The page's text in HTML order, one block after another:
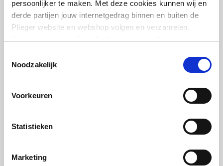
persoonlijker te maken. Met deze cookies kunnen wij en
derde partijen jouw internetgedrag binnen en buiten de
Plieger website en webshop volgen en verzamelen.
We slaan je cookievoorkeur op in je browser.
Noodzakelijk
Voorkeuren
Statistieken
Marketing
artikel